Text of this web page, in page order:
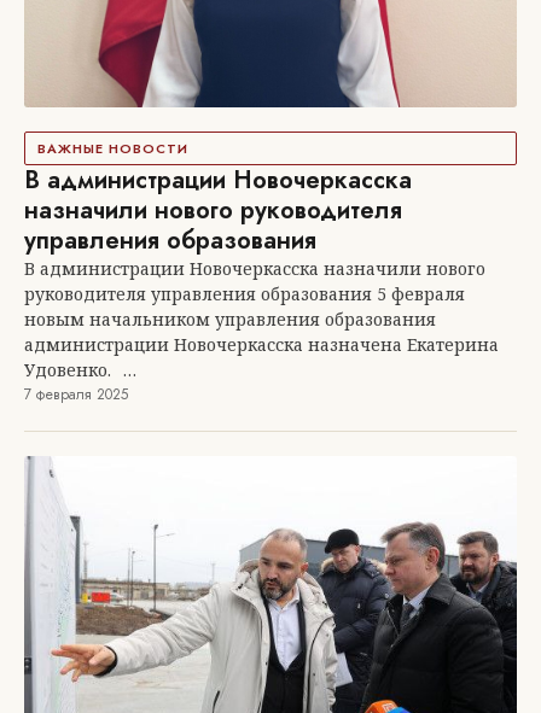
ВАЖНЫЕ НОВОСТИ
В администрации Новочеркасска
назначили нового руководителя
управления образования
В администрации Новочеркасска назначили нового
руководителя управления образования 5 февраля
новым начальником управления образования
администрации Новочеркасска назначена Екатерина
Удовенко.⠀…
7 февраля 2025